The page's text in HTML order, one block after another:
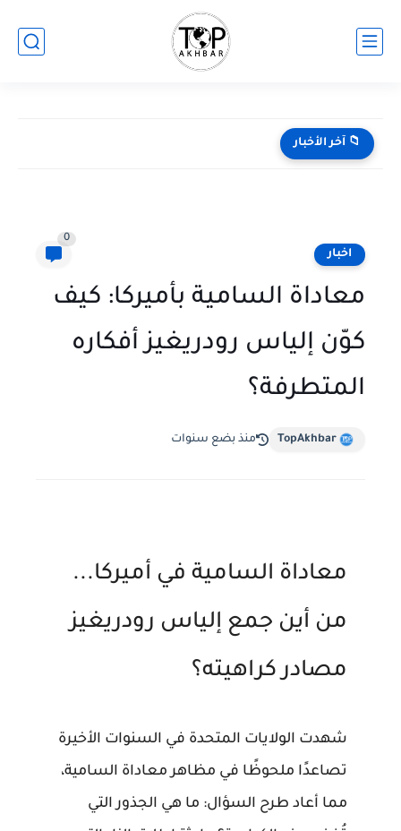
📁 آخر الأخبار
اخبار
0
معاداة السامية بأميركا: كيف
كوّن إلياس رودريغيز أفكاره
المتطرفة؟
TopAkhbar منذ بضع سنوات
معاداة السامية في أميركا...
من أين جمع إلياس رودريغيز
مصادر كراهيته؟
شهدت الولايات المتحدة في السنوات الأخيرة
تصاعدًا ملحوظًا في مظاهر معاداة السامية،
مما أعاد طرح السؤال: ما هي الجذور التي